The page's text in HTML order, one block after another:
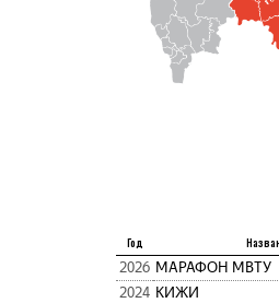
Год
2026 МАРАФОН МВТУ
2024 КИЖИ